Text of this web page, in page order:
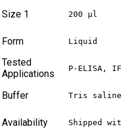
Size 1 200 µl
Form Liquid
Tested
Applications
P-ELISA,
Buffer Tris
Availability Shipped